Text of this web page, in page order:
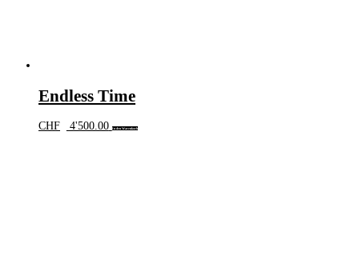
Endless Time
CHF 4'500.00 In den Warenkorb